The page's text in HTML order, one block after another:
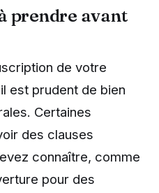
prendre avant
de votre
est prudent de bien
Certaines
des clauses
connaître, comme
pour des